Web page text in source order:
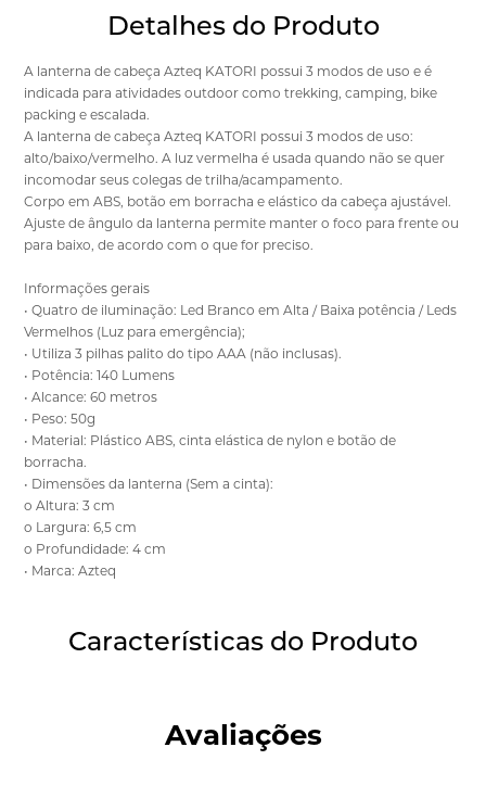
Detalhes do Produto
A lanterna de cabeça Azteq KATORI possui 3 modos de uso e é
indicada para atividades outdoor como trekking, camping, bike
packing e escalada.
A lanterna de cabeça Azteq KATORI possui 3 modos de uso:
alto/baixo/vermelho. A luz vermelha é usada quando não se quer
incomodar seus colegas de trilha/acampamento.
Corpo em ABS, botão em borracha e elástico da cabeça ajustável.
Ajuste de ângulo da lanterna permite manter o foco para frente ou
para baixo, de acordo com o que for preciso.
Informações gerais
• Quatro de iluminação: Led Branco em Alta / Baixa potência / Leds
Vermelhos (Luz para emergência);
• Utiliza 3 pilhas palito do tipo AAA (não inclusas).
• Potência: 140 Lumens
• Alcance: 60 metros
• Peso: 50g
• Material: Plástico ABS, cinta elástica de nylon e botão de
borracha.
• Dimensões da lanterna (Sem a cinta):
o Altura: 3 cm
o Largura: 6,5 cm
o Profundidade: 4 cm
• Marca: Azteq
Características do Produto
Avaliações